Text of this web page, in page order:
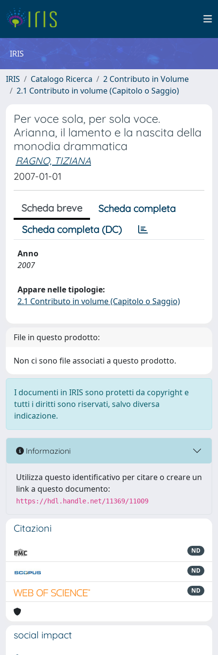
IRIS
IRIS Catalogo Ricerca
2 Contributo in Volume
2.1 Contributo in volume (Capitolo o Saggio)
Per voce sola, per sola voce.
Arianna, il lamento e la nascita della
monodia drammatica
RAGNO, TIZIANA
2007-01-01
Scheda breve
Scheda completa
Scheda completa (DC)
Anno
2007
Appare nelle tipologie:
2.1 Contributo in volume (Capitolo o Saggio)
File in questo prodotto:
Non ci sono file associati a questo prodotto.
I documenti in IRIS sono protetti da copyright e
tutti i diritti sono riservati, salvo diversa
indicazione.
Informazioni
Utilizza questo identificativo per citare o creare un
link a questo documento:
https://hdl.handle.net/11369/11009
Citazioni
ND
ND
ND
social impact